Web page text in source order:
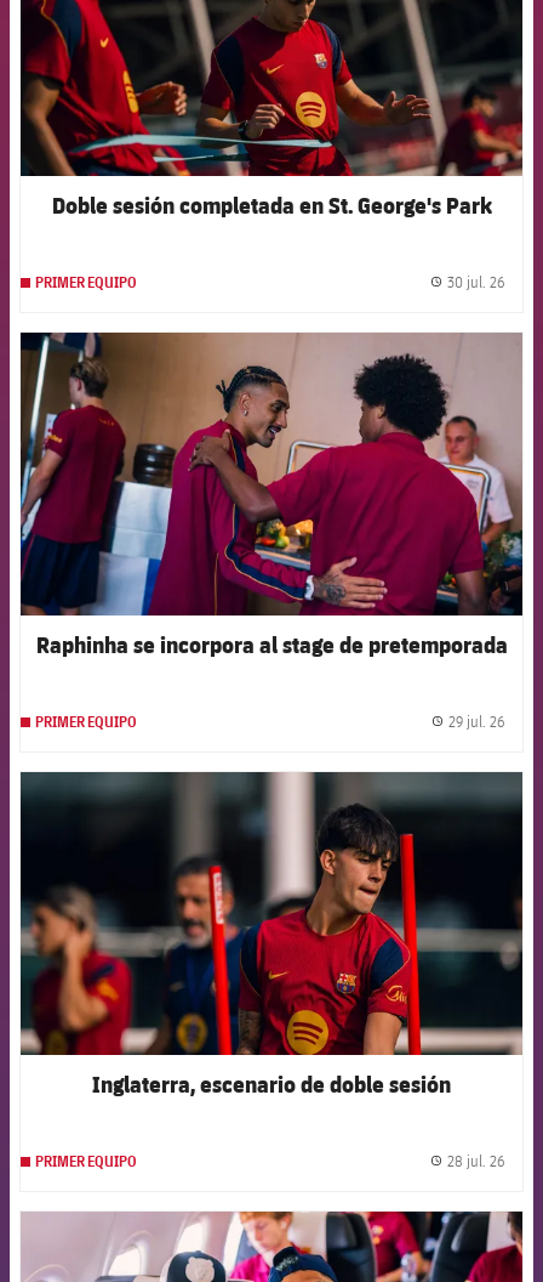
Doble sesión completada en St. George's Park
PRIMER EQUIPO 30 jul. 26
Raphinha se incorpora al stage de pretemporada
PRIMER EQUIPO 29 jul. 26
Inglaterra, escenario de doble sesión
PRIMER EQUIPO 28 jul. 26
FCB Barcelona badge